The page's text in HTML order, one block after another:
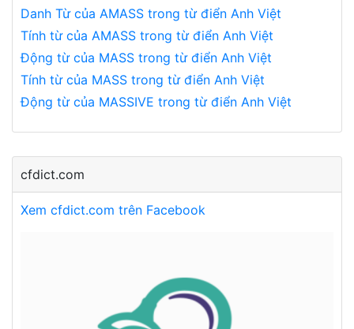
Danh Từ của AMASS trong từ điển Anh Việt
Tính từ của AMASS trong từ điển Anh Việt
Động từ của MASS trong từ điển Anh Việt
Tính từ của MASS trong từ điển Anh Việt
Động từ của MASSIVE trong từ điển Anh Việt
cfdict.com
Xem cfdict.com trên Facebook